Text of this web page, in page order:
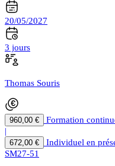
20/05/2027
3 jours
Thomas Souris
960,00 €
Formation
|
672,00 €
Individuel en
SM27-51